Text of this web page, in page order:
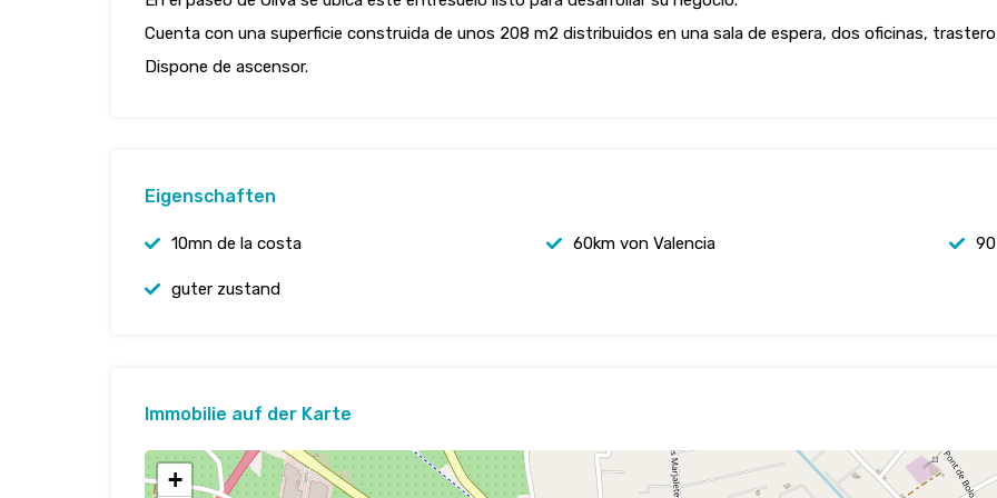
Cuenta con una superficie construida de unos 208 m2 distribuidos en una sala de espera, dos oficinas,
Dispone de ascensor.
Eigenschaften
10mn de la costa 60km von Valencia
guter zustand
Immobilie auf der Karte
+